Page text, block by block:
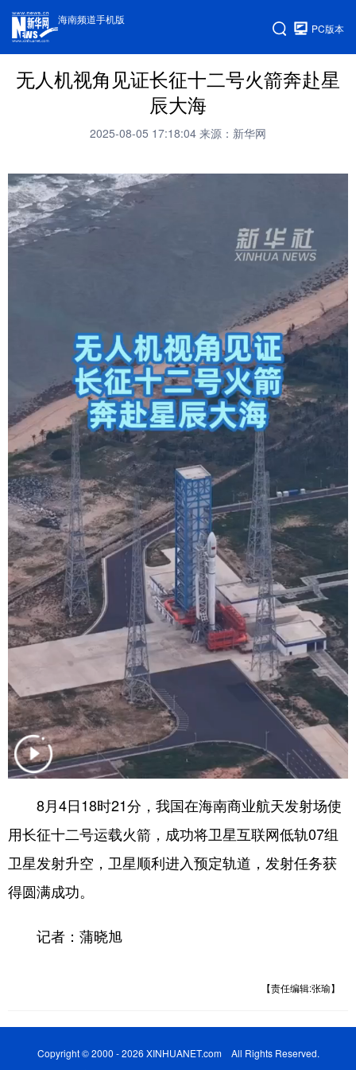
海南频道手机版
PC版本
无人机视角见证长征十二号火箭奔赴星
辰大海
2025-08-05 17:18:04 来源：新华网
8月4日18时21分，我国在海南商业航天发射场使
用长征十二号运载火箭，成功将卫星互联网低轨07组
卫星发射升空，卫星顺利进入预定轨道，发射任务获
得圆满成功。
记者：蒲晓旭
【责任编辑:张瑜】
Copyright © 2000 - 2026 XINHUANET.com All Rights Reserved.